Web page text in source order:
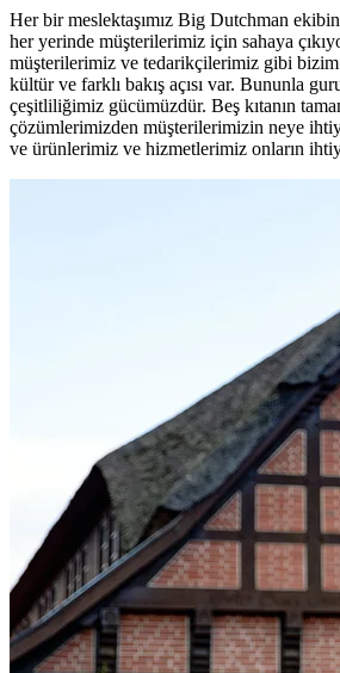
Her bir meslektaşımız Big Dutchman
her yerinde müşterilerimiz için sahaya
müşterilerimiz ve tedarikçilerimiz gibi
kültür ve farklı bakış açısı var. Bununla
çeşitliliğimiz gücümüzdür. Beş kıtanın
çözümlerimizden müşterilerimizin neye
ve ürünlerimiz ve hizmetlerimiz onların